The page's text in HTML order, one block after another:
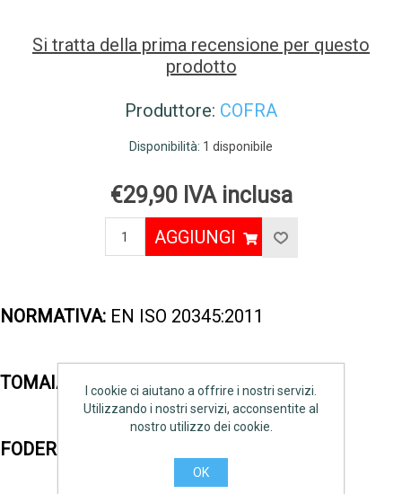
Si tratta della prima recensione per questo
prodotto
Produttore: COFRA
Disponibilità: 1 disponibile
€29,90 IVA inclusa
AGGIUNGI
NORMATIVA: EN ISO 20345:2011
TOMAIA: pelle stampata idrorepellente
FODERA ESTERNA:
I cookie ci aiutano a offrire i nostri servizi.
Utilizzando i nostri servizi, acconsentite al
nostro utilizzo dei cookie.
OK